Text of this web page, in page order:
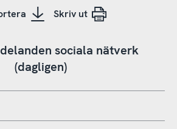
Skriv ut
sociala nätverk
(dagligen)